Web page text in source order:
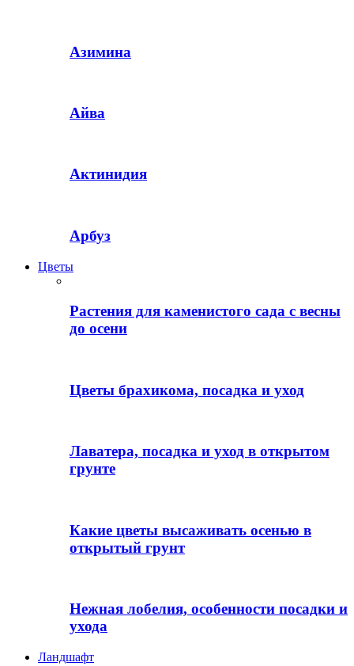
Азимина
Айва
Актинидия
Арбуз
Цветы
Растения для каменистого сада с весны
до осени
Цветы брахикома, посадка и уход
Лаватера, посадка и уход в открытом
грунте
Какие цветы высаживать осенью в
открытый грунт
Нежная лобелия, особенности посадки и
ухода
Ландшафт